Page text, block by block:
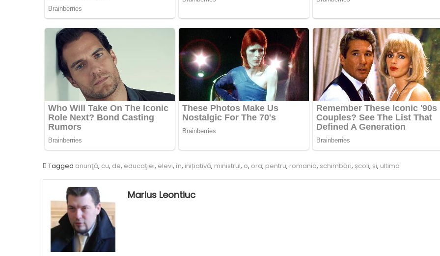
Tagged anunţă, cu, de, educaţiei, elevi, în, inițiativă, ministrul, o, ora, pentru, romania, schimbări, școli, și, ultima
Marius Leontiuc